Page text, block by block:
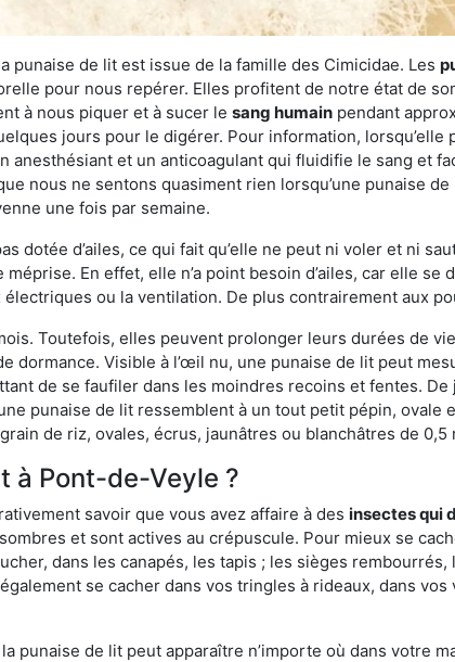
de lit est issue de la famille des Cimicidae. Les
pour nous repérer. Elles profitent de notre état de
à nous piquer et à sucer le sang humain pendant
jours pour le digérer. Pour information, lorsqu’elle
et un anticoagulant qui fluidifie le sang et
nous ne sentons quasiment rien lorsqu’une punaise
une fois par semaine.
dotée d’ailes, ce qui fait qu’elle ne peut ni voler et ni
En effet, elle n’a point besoin d’ailes, car elle se
ou la ventilation. De plus contrairement aux
Toutefois, elles peuvent prolonger leurs durées de vie
dormance. Visible à l’œil nu, une punaise de lit peut
de se faufiler dans les moindres recoins et fentes.
punaise de lit ressemblent à un tout petit pépin, ovale
de riz, ovales, écrus, jaunâtres ou blanchâtres de 0,5
à Pont-de-Veyle ?
savoir que vous avez affaire à des insectes qui
et sont actives au crépuscule. Pour mieux se
dans les canapés, les tapis ; les sièges
se cacher dans vos tringles à rideaux, dans
punaise de lit peut apparaître n’importe où dans votre